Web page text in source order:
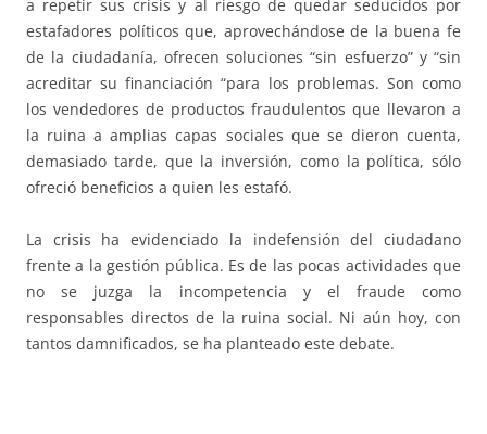
a repetir sus crisis y al riesgo de quedar seducidos por
estafadores políticos que, aprovechándose de la buena fe
de la ciudadanía, ofrecen soluciones “sin esfuerzo” y “sin
acreditar su financiación “para los problemas. Son como
los vendedores de productos fraudulentos que llevaron a
la ruina a amplias capas sociales que se dieron cuenta,
demasiado tarde, que la inversión, como la política, sólo
ofreció beneficios a quien les estafó.
La crisis ha evidenciado la indefensión del ciudadano
frente a la gestión pública. Es de las pocas actividades que
no se juzga la incompetencia y el fraude como
responsables directos de la ruina social. Ni aún hoy, con
tantos damnificados, se ha planteado este debate.